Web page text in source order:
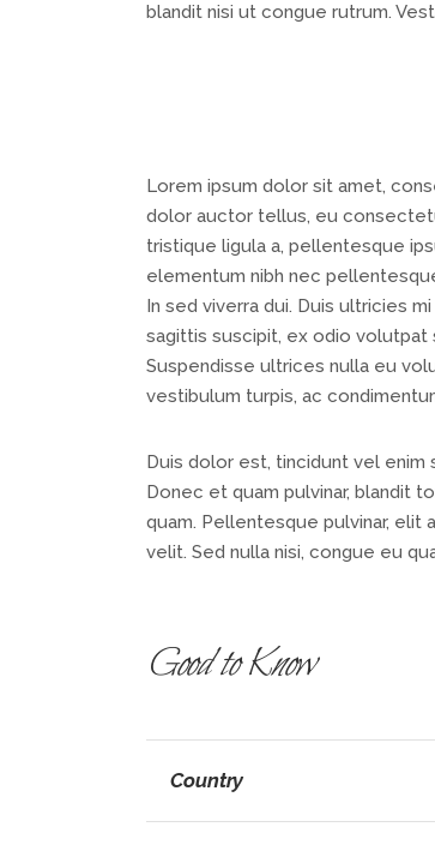
blandit nisi ut congue rutrum.
Lorem ipsum dolor sit amet,
dolor auctor tellus, eu
tristique ligula a, pellentesque
elementum nibh nec
In sed viverra dui. Duis ultricies
sagittis suscipit, ex odio volutpat
Suspendisse ultrices nulla eu
vestibulum turpis, ac
Duis dolor est, tincidunt vel enim
Donec et quam pulvinar, blandit
quam. Pellentesque pulvinar,
velit. Sed nulla nisi, congue eu
Good to Know
Country